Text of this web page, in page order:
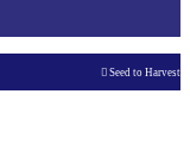
 Seed to Harvest